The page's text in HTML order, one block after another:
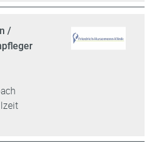
/